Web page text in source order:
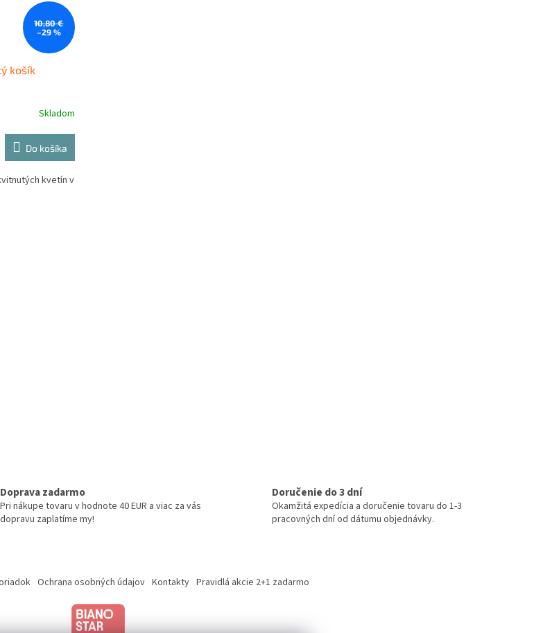
10,80 €
–29 %
košík
Skladom
Do košíka
kvetín v
Doprava zadarmo
Pri nákupe tovaru v hodnote 40 EUR a viac za vás
dopravu zaplatíme my!
Doručenie do 3 dní
Okamžitá expedícia a doručenie tovaru do 1-3
pracovných dní od dátumu objednávky.
Ochrana osobných údajov Kontakty Pravidlá akcie 2+1 zadarmo